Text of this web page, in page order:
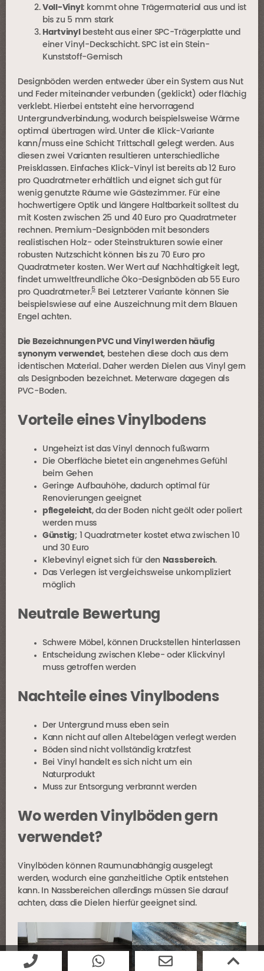
Voll-Vinyl : kommt ohne Trägermaterial aus und ist
bis zu 5 mm stark
Hartvinyl
besteht aus einer SPC-Trägerplatte und
einer Vinyl-Deckschicht. SPC ist ein Stein-
Kunststoff-Gemisch
Designböden werden entweder über ein System aus Nut
und Feder miteinander verbunden (geklickt) oder flächig
verklebt. Hierbei entsteht eine hervorragend
Untergrundverbindung, wodurch beispielsweise Wärme
optimal übertragen wird. Unter die Klick-Variante
kann/muss eine Schicht Trittschall gelegt werden. Aus
diesen zwei Varianten resultieren unterschiedliche
Preisklassen. Einfaches Klick-Vinyl ist bereits ab 12 Euro
pro Quadratmeter erhältlich und eignet sich gut für
wenig genutzte Räume wie Gästezimmer. Für eine
hochwertigere Optik und längere Haltbarkeit solltest du
mit Kosten zwischen 25 und 40 Euro pro Quadratmeter
rechnen. Premium-Designböden mit besonders
realistischen Holz- oder Steinstrukturen sowie einer
robusten Nutzschicht können bis zu 70 Euro pro
Quadratmeter kosten. Wer Wert auf Nachhaltigkeit legt,
findet umweltfreundliche Öko-Designböden ab 55 Euro
pro Quadratmeter.5Bei Letzterer Variante können Sie
beispielswiese auf eine Auszeichnung mit dem Blauen
Engel achten.
Die Bezeichnungen PVC und Vinyl werden häufig
synonym verwendet, bestehen diese doch aus dem
identischen Material. Daher werden Dielen aus Vinyl gern
als Designboden bezeichnet. Meterware dagegen als
PVC-Boden.
Vorteile eines Vinylbodens
Ungeheizt ist das Vinyl dennoch fußwarm
Die Oberfläche bietet ein angenehmes Gefühl
beim Gehen
Geringe Aufbauhöhe, dadurch optimal für
Renovierungen geeignet
pflegeleicht, da der Boden nicht geölt oder poliert
werden muss
Günstig; 1 Quadratmeter kostet etwa zwischen 10
und 30 Euro
Klebevinyl eignet sich für den Nassbereich.
Das Verlegen ist vergleichsweise unkompliziert
möglich
Neutrale Bewertung
Schwere Möbel, können Druckstellen hinterlassen
Entscheidung zwischen Klebe- oder Klickvinyl
muss getroffen werden
Nachteile eines Vinylbodens
Der Untergrund muss eben sein
Kann nicht auf allen Altebelägen verlegt werden
Böden sind nicht vollständig kratzfest
Bei Vinyl handelt es sich nicht um ein
Naturprodukt
Muss zur Entsorgung verbrannt werden
Wo werden Vinylböden gern
verwendet?
Vinylböden können Raumunabhängig ausgelegt
werden, wodurch eine ganzheitliche Optik entstehen
kann. In Nassbereichen allerdings müssen Sie darauf
achten, dass die Dielen hierfür geeignet sind.